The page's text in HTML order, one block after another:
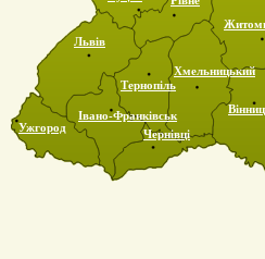
Львів
Ужгород
Івано-Франківськ
Тернопіль
Чернівці
Хмельницький